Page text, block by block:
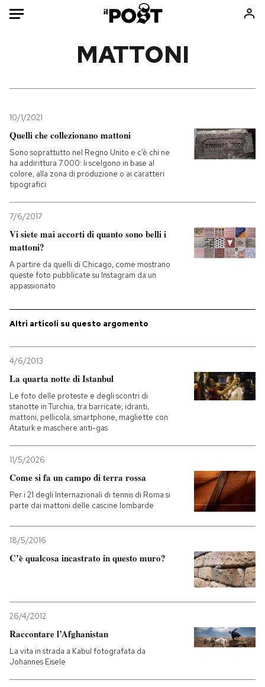
Mondo
Politica
Tecnologia
Internet
Scienza
Cultura
Economia
Sport
Consumismi
Storie/Idee
Ok Boomer!
Europa
Mondiali calcio 2026
PODCAST
NEWSLETTER
I MIEI PREFERITI
SHOP
CALENDARIO
AREA PERSONALE
Entra
MATTONI
10/1/2021
Quelli che collezionano mattoni
Sono soprattutto nel Regno Unito e c’è chi ne
ha addirittura 7.000: li scelgono in base al
colore, alla zona di produzione o ai caratteri
tipografici
7/6/2017
Vi siete mai accorti di quanto sono belli i
mattoni?
A partire da quelli di Chicago, come mostrano
queste foto pubblicate su Instagram da un
appassionato
Altri articoli su questo argomento
4/6/2013
La quarta notte di Istanbul
Le foto delle proteste e degli scontri di
stanotte in Turchia, tra barricate, idranti,
mattoni, pellicola, smartphone, magliette con
Ataturk e maschere anti-gas
11/5/2026
Come si fa un campo di terra rossa
Per i 21 degli Internazionali di tennis di Roma si
parte dai mattoni delle cascine lombarde
18/5/2016
C’è qualcosa incastrato in questo muro?
26/4/2012
Raccontare l’Afghanistan
La vita in strada a Kabul fotografata da
Johannes Eisele